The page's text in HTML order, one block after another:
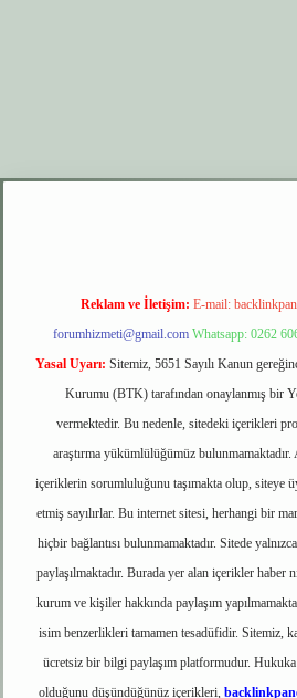
elexbet giriş
Reklam ve İletişim: E-mail:
forumhizmeti@gmail.com Whatsapp: 0262
Yasal Uyarı: Sitemiz, 5651 Sayılı Kanun
Kurumu (BTK) tarafından onaylanmış bir
vermektedir. Bu nedenle, sitedeki içerikleri
araştırma yükümlülüğümüz bulunmamaktadır.
içeriklerin sorumluluğunu taşımakta olup, siteye
etmiş sayılırlar. Bu internet sitesi, herhangi bir
hiçbir bağlantısı bulunmamaktadır. Sitede
paylaşılmaktadır. Burada yer alan içerikler haber
kurum ve kişiler hakkında paylaşım
isim benzerlikleri tamamen tesadüfidir. Sitemiz,
ücretsiz bir bilgi paylaşım platformudur. Hukuka
olduğunu düşündüğünüz içerikleri,